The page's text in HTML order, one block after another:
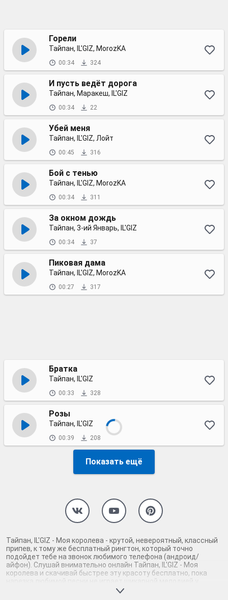
Горели
Тайпан, IL'GIZ, MorozKA
00:34 324
И пусть ведёт дорога
Тайпан, Маракеш, IL'GIZ
00:34 22
Убей меня
Тайпан, IL'GIZ, Лойт
00:45 316
Бой с тенью
Тайпан, IL'GIZ, MorozKA
00:34 311
За окном дождь
Тайпан, 3-ий Январь, IL'GIZ
00:34 37
Пиковая дама
Тайпан, IL'GIZ, MorozKA
00:27 317
Братка
Тайпан, IL'GIZ
00:33 328
Розы
Тайпан, IL'GIZ
00:39 208
Показать ещё
Тайпан, IL'GIZ - Моя королева - крутой, невероятный, классный
припев, к тому же бесплатный рингтон, который точно
подойдет тебе на звонок любимого телефона (андроид/
айфон). Слушай внимательно онлайн Тайпан, IL'GIZ - Моя
королева и скачивай быстрее эту красоту бесплатно, пока
нарезка любимой песни не играет шикарной мелодией у
каждого второго на звонке. Будь первым, кто скачает